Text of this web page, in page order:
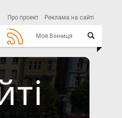
Про проект Реклама на сайті
Моя Вінниця